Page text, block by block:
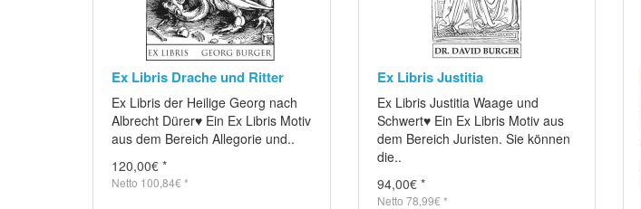
Ex Libris Drache und Ritter
Ex Libris der Heilige Georg nach
Albrecht Dürer♥ Ein Ex Libris Motiv
aus dem Bereich Allegorie und..
120,00€ *
Netto 100,84€ *
Ex Libris Justitia
Ex Libris Justitia Waage und
Schwert♥ Ein Ex Libris Motiv aus
dem Bereich Juristen. Sie können
die..
94,00€ *
Netto 78,99€ *